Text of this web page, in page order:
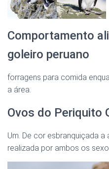
Comportamento
goleiro peruano
forragens para comida
a área.
Ovos do Periquito
Um. De cor esbranquiçada a
realizada por ambos os